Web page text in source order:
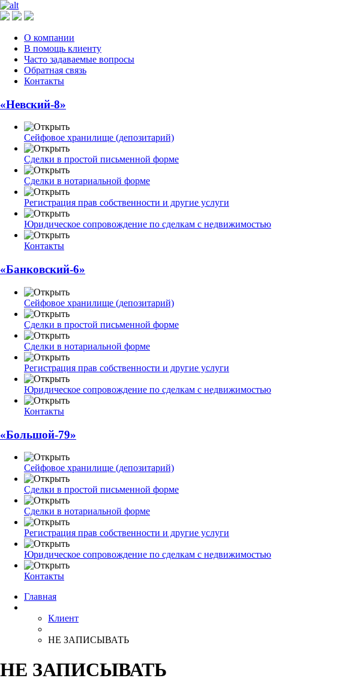
О компании
В помощь клиенту
Часто задаваемые вопросы
Обратная связь
Контакты
«Невский-8»
Сейфовое хранилище (депозитарий)
Сделки в простой письменной форме
Сделки в нотариальной форме
Регистрация прав собственности и другие услуги
Юридическое сопровождение по сделкам с недвижимостью
Контакты
«Банковский-6»
Сейфовое хранилище (депозитарий)
Сделки в простой письменной форме
Сделки в нотариальной форме
Регистрация прав собственности и другие услуги
Юридическое сопровождение по сделкам с недвижимостью
Контакты
«Большой-79»
Сейфовое хранилище (депозитарий)
Сделки в простой письменной форме
Сделки в нотариальной форме
Регистрация прав собственности и другие услуги
Юридическое сопровождение по сделкам с недвижимостью
Контакты
Главная
Клиент
НЕ ЗАПИСЫВАТЬ
НЕ ЗАПИСЫВАТЬ